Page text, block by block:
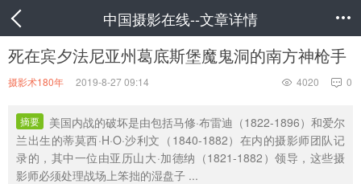
中国摄影在线--文章详情 
死在宾夕法尼亚州葛底斯堡魔鬼洞的南方神枪手
摄影术180年 2019-8-27 09:14  4020  0
摘要
美国内战的破坏是由包括马修·布雷迪（1822-1896）和爱尔
兰出生的蒂莫西·H·O·沙利文（1840-1882）在内的摄影师团队记
录的，其中一位由亚历山大·加德纳（1821-1882）领导，这些摄
影师必须处理战场上笨拙的湿盘子 ...